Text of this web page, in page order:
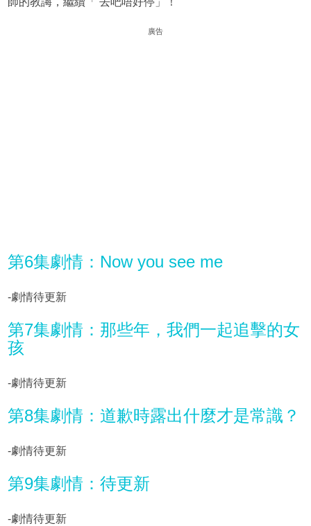
廣告
第6集劇情：Now you see me
-劇情待更新
第7集劇情：那些年，我們一起追擊的女
孩
-劇情待更新
第8集劇情：道歉時露出什麼才是常識？
-劇情待更新
第9集劇情：待更新
-劇情待更新